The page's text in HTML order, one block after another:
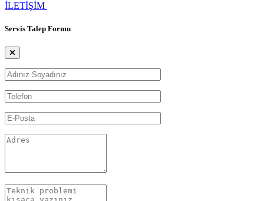
İLETİŞİM
Servis Talep Formu